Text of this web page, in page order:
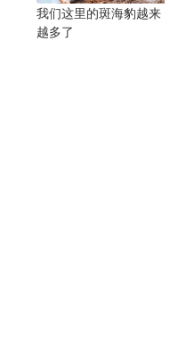
我们这里的斑海豹越来
越多了